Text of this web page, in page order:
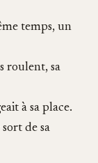
temps, un
roulent, sa
à sa place.
de sa